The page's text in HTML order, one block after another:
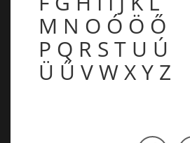
M N O Ó Ö Ő
P Q R S T U Ú
Ü Ű VWXY Z